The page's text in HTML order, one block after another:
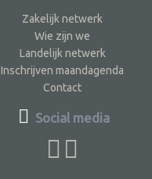
Zakelijk netwerk
Wie zijn we
Landelijk netwerk
Inschrijven maandagenda
Contact
Social media